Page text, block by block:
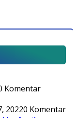
Komentar
20220 Komentar